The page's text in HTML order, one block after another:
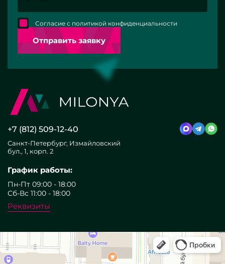
Отправить заявку
Согласие с политикой конфиденциальности
+7 (812) 509-12-40
Санкт-Петербург, Измайловский
бул., 1, корп. 2
График работы:
Пн-Пт 09:00 - 18:00
Сб-Вс 11:00 - 18:00
Реквизиты